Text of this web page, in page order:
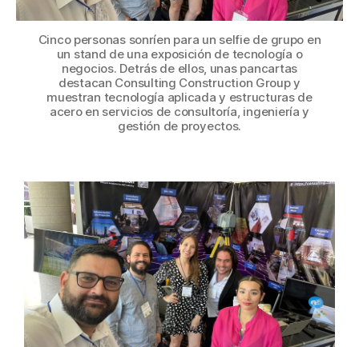
Cinco personas sonríen para un selfie de grupo en
un stand de una exposición de tecnología o
negocios. Detrás de ellos, unas pancartas
destacan Consulting Construction Group y
muestran tecnología aplicada y estructuras de
acero en servicios de consultoría, ingeniería y
gestión de proyectos.